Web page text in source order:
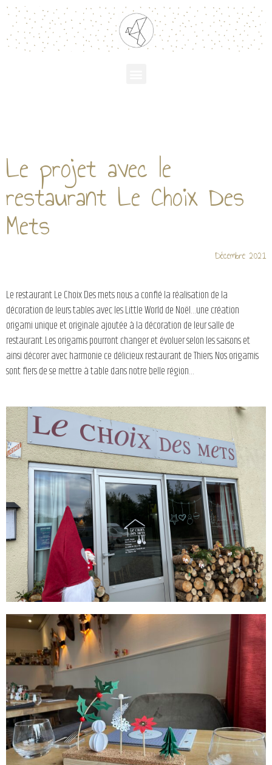
Le projet avec le
restaurant Le Choix Des
Mets
Décembre 2021
Le restaurant Le Choix Des mets nous a confié la réalisation de la
décoration de leurs tables avec les Little World de Noël…une création
origami unique et originale ajoutée à la décoration de leur salle de
restaurant. Les origamis pourront changer et évoluer selon les saisons et
ainsi décorer avec harmonie ce délicieux restaurant de Thiers. Nos origamis
sont fiers de se mettre à table dans notre belle région…